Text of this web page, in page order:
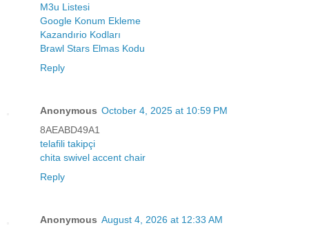
M3u Listesi
Google Konum Ekleme
Kazandırio Kodları
Brawl Stars Elmas Kodu
Reply
Anonymous October 4, 2025 at 10:59 PM
8AEABD49A1
telafili takipçi
chita swivel accent chair
Reply
Anonymous August 4, 2026 at 12:33 AM